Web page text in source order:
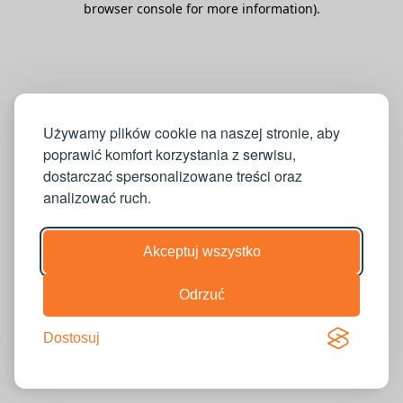
Używamy plików cookie na naszej stronie, aby
poprawić komfort korzystania z serwisu,
dostarczać spersonalizowane treści oraz
analizować ruch.
Akceptuj wszystko
Odrzuć
Dostosuj
browser console for more information).